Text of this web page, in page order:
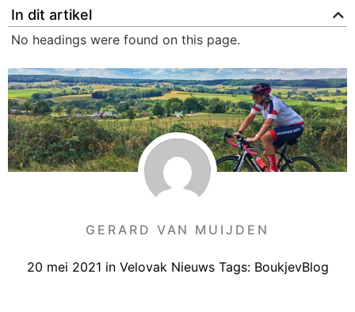
In dit artikel
No headings were found on this page.
GERARD VAN MUIJDEN
20 mei 2021 in Velovak Nieuws Tags: BoukjevBlog